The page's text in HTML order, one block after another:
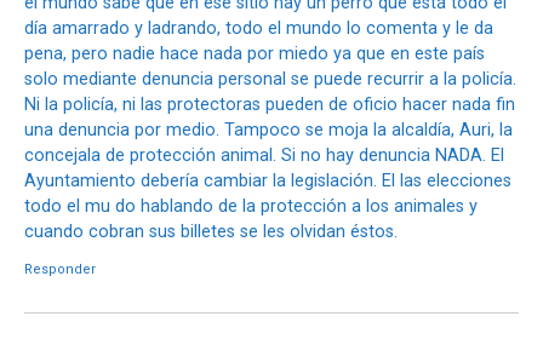
día amarrado y ladrando, todo el mundo lo comenta y le da
pena, pero nadie hace nada por miedo ya que en este país
solo mediante denuncia personal se puede recurrir a la policía.
Ni la policía, ni las protectoras pueden de oficio hacer nada fin
una denuncia por medio. Tampoco se moja la alcaldía, Auri, la
concejala de protección animal. Si no hay denuncia NADA. El
Ayuntamiento debería cambiar la legislación. El las elecciones
todo el mu do hablando de la protección a los animales y
cuando cobran sus billetes se les olvidan éstos.
Responder